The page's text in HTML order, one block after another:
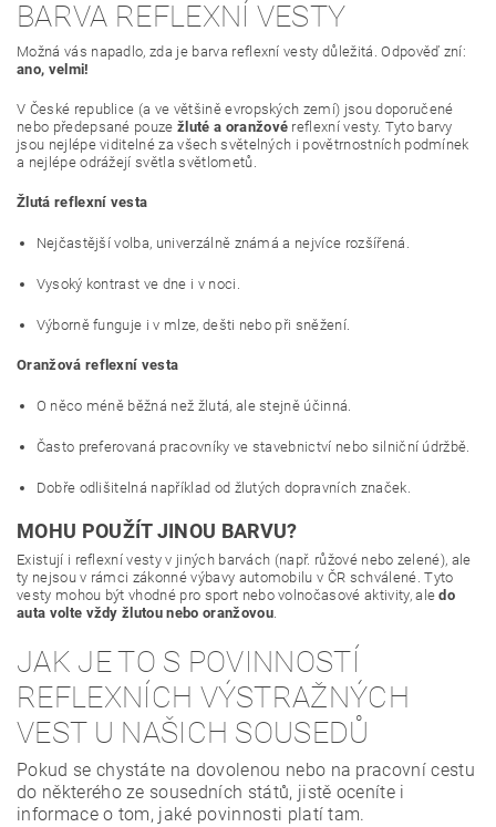
BARVA REFLEXNÍ VESTY
Možná vás napadlo, zda je barva reflexní vesty důležitá. Odpověď zní:
ano, velmi!
V České republice (a ve většině evropských zemí) jsou doporučené
nebo předepsané pouzežluté a oranžové reflexní vesty. Tyto barvy
jsou nejlépe viditelné za všech světelných i povětrnostních podmínek
a nejlépe odrážejí světla světlometů.
Žlutá reflexní vesta
Nejčastější volba, univerzálně známá a nejvíce rozšířená.
Vysoký kontrast ve dne i v noci.
Výborně funguje i v mlze, dešti nebo při sněžení.
Oranžová reflexní vesta
O něco méně běžná než žlutá, ale stejně účinná.
Často preferovaná pracovníky ve stavebnictví nebo silniční údržbě.
Dobře odlišitelná například od žlutých dopravních značek.
MOHU POUŽÍT JINOU BARVU?
Existují i reflexní vesty v jiných barvách (např. růžové nebo zelené), ale
ty nejsou v rámci zákonné výbavy automobilu v ČR schválené. Tyto
vesty mohou být vhodné pro sport nebo volnočasové aktivity, aledo
auta volte vždy žlutou nebo oranžovou.
JAK JE TO S POVINNOSTÍ
REFLEXNÍCH VÝSTRAŽNÝCH
VEST U NAŠICH SOUSEDŮ
Pokud se chystáte na dovolenou nebo na pracovní cestu
do některého ze sousedních států, jistě oceníte i
informace o tom, jaké povinnosti platí tam.